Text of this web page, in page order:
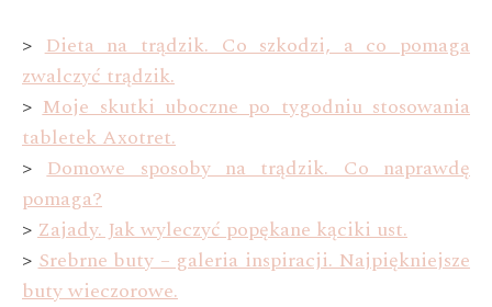
>Dieta na trądzik. Co szkodzi, a co pomaga
zwalczyć trądzik.
>Moje skutki uboczne po tygodniu stosowania
tabletek Axotret.
>Domowe sposoby na trądzik. Co naprawdę
pomaga?
>Zajady. Jak wyleczyć popękane kąciki ust.
>Srebrne buty – galeria inspiracji. Najpiękniejsze
buty wieczorowe.